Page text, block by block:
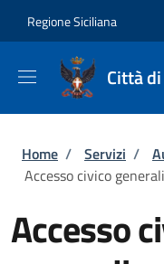
Regione Siciliana
Città
Briciole di
Home / Servizi /
Accesso civico
Accesso